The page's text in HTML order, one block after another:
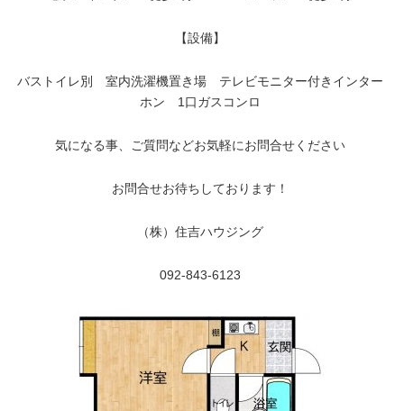
【設備】
バストイレ別 室内洗濯機置き場 テレビモニター付きインター
ホン 1口ガスコンロ
気になる事、ご質問などお気軽にお問合せください
お問合せお待ちしております！
（株）住吉ハウジング
092-843-6123